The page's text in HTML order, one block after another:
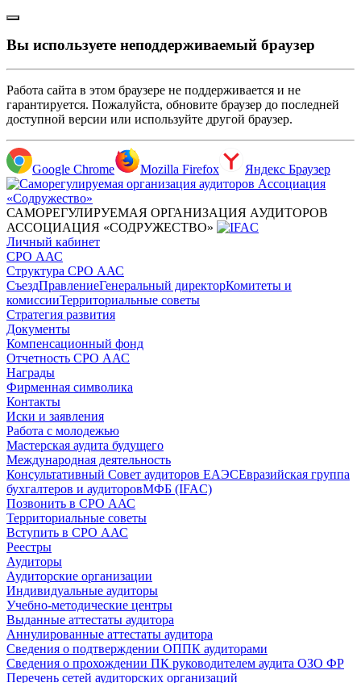
Вы используете неподдерживаемый браузер
Работа сайта в этом браузере не поддерживается и не
гарантируется. Пожалуйста, обновите браузер до последней
доступной версии или используйте другой браузер.
Google Chrome Mozilla Firefox Яндекс Браузер
САМОРЕГУЛИРУЕМАЯ ОРГАНИЗАЦИЯ АУДИТОРОВ
АССОЦИАЦИЯ «СОДРУЖЕСТВО»
Личный кабинет
СРО ААС
Структура СРО ААС
СъездПравлениеГенеральный директорКомитеты и
комиссииТерриториальные советы
Стратегия развития
Документы
Компенсационный фонд
Отчетность СРО ААС
Награды
Фирменная символика
Контакты
Иски и заявления
Работа с молодежью
Мастерская аудита будущего
Международная деятельность
Консультативный Совет аудиторов ЕАЭСЕвразийская группа
бухгалтеров и аудиторовМФБ (IFAC)
Позвонить в СРО ААС
Территориальные советы
Вступить в СРО ААС
Реестры
Аудиторы
Аудиторские организации
Индивидуальные аудиторы
Учебно-методические центры
Выданные аттестаты аудитора
Аннулированные аттестаты аудитора
Сведения о подтверждении ОППК аудиторами
Сведения о прохождении ПК руководителем аудита ОЗО ФР
Перечень сетей аудиторских организаций